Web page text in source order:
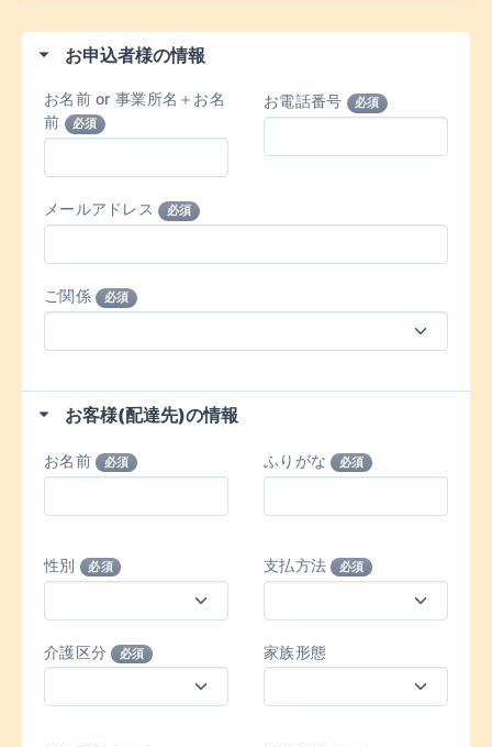
お申込者様の情報
お名前 or 事業所名＋お名
前
必須
お電話番号 必須
メールアドレス 必須
ご関係 必須
お客様(配達先)の情報
お名前 必須 ふりがな 必須
性別 必須 支払方法 必須
介護区分 必須 家族形態